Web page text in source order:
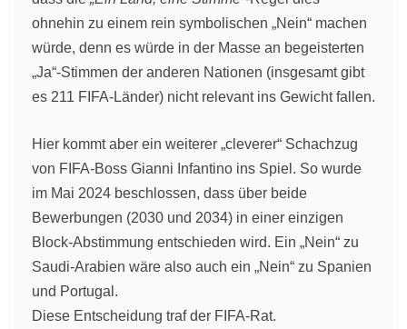
ohnehin zu einem rein symbolischen „Nein“ machen
würde, denn es würde in der Masse an begeisterten
„Ja“-Stimmen der anderen Nationen (insgesamt gibt
es 211 FIFA-Länder) nicht relevant ins Gewicht fallen.
Hier kommt aber ein weiterer „cleverer“ Schachzug
von FIFA-Boss Gianni Infantino ins Spiel. So wurde
im Mai 2024 beschlossen, dass über beide
Bewerbungen (2030 und 2034) in einer einzigen
Block-Abstimmung entschieden wird. Ein „Nein“ zu
Saudi-Arabien wäre also auch ein „Nein“ zu Spanien
und Portugal.
Diese Entscheidung traf der FIFA-Rat.